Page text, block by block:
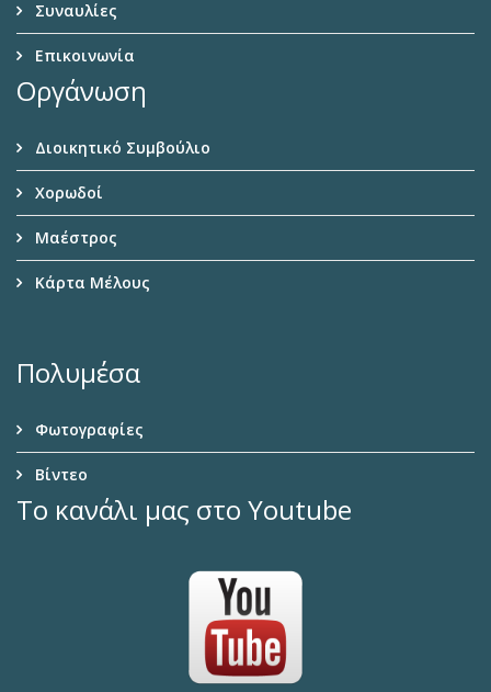
Συναυλίες
Επικοινωνία
Οργάνωση
Διοικητικό Συμβούλιο
Χορωδοί
Μαέστρος
Κάρτα Μέλους
Πολυμέσα
Φωτογραφίες
Βίντεο
Το κανάλι μας στο Youtube